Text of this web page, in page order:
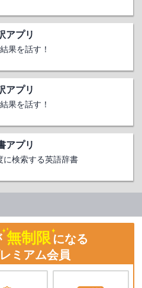
アプリ
果を話す！
アプリ
果を話す！
アプリ
に検索する英語辞書
無制限になる
ミアム会員